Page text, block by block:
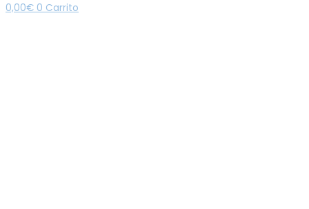
0,00€ 0 Carrito